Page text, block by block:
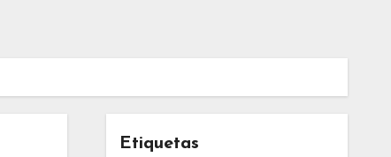
Etiquetas